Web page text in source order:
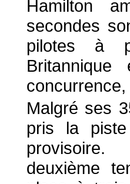
Hamilton
secondes
pilotes à
Malgré ses
pris la
deuxième